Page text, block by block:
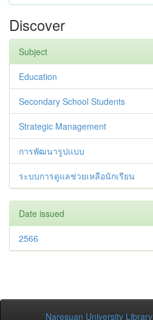
Discover
Subject
Education
Secondary School Students
Strategic Management
การพัฒนารูปแบบ
ระบบการดูแลช่วยเหลือนักเรียน
Date issued
2566
Naresuan University Library